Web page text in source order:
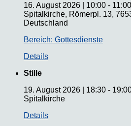
16. August 2026
10:00 - 11:00
Spitalkirche, Römerpl. 13,
Deutschland
Bereich: Gottesdienste
Details
Stille
19. August 2026
18:30 -
Spitalkirche
Details